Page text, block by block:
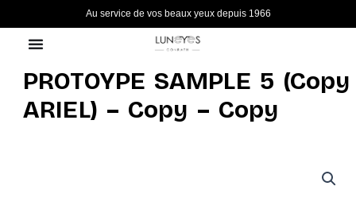
au
contenu
Au service de vos beaux yeux depuis 1966
PROTOYPE SAMPLE 5 (Copy
ARIEL) – Copy – Copy